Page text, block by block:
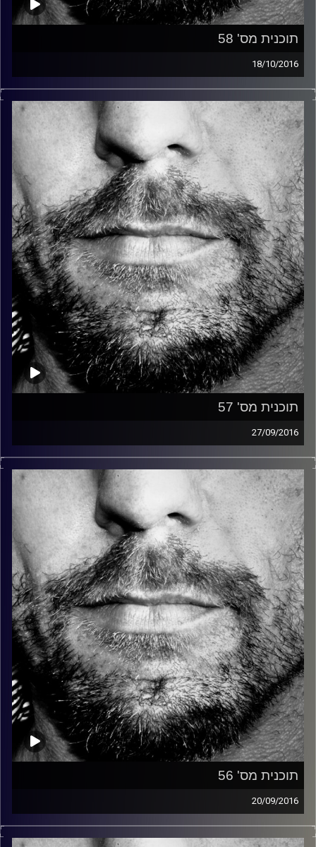
תוכנית מס' 58
18/10/2016
זיפים, מוזיקה מחוספסת של הופעות חיות. הרבה ג'אם, רוק,
בלוז, bluegrass, ג'אז, Fאנק, פרוגרסיב ואפילו אלקטרוניקה.
כל מה שחי, אמיתי ונושם.
עם שמוליק רגב.
קרדיט תמונות: David Goehring
תוכנית מס' 57
27/09/2016
זיפים, מוזיקה מחוספסת של הופעות חיות. הרבה ג'אם, רוק,
בלוז, bluegrass, ג'אז, Fאנק, פרוגרסיב ואפילו אלקטרוניקה.
כל מה שחי, אמיתי ונושם.
עם שמוליק רגב.
קרדיט תמונות: David Goehring
תוכנית מס' 56
20/09/2016
זיפים, מוזיקה מחוספסת של הופעות חיות. הרבה ג'אם, רוק,
בלוז, bluegrass, ג'אז, Fאנק, פרוגרסיב ואפילו אלקטרוניקה.